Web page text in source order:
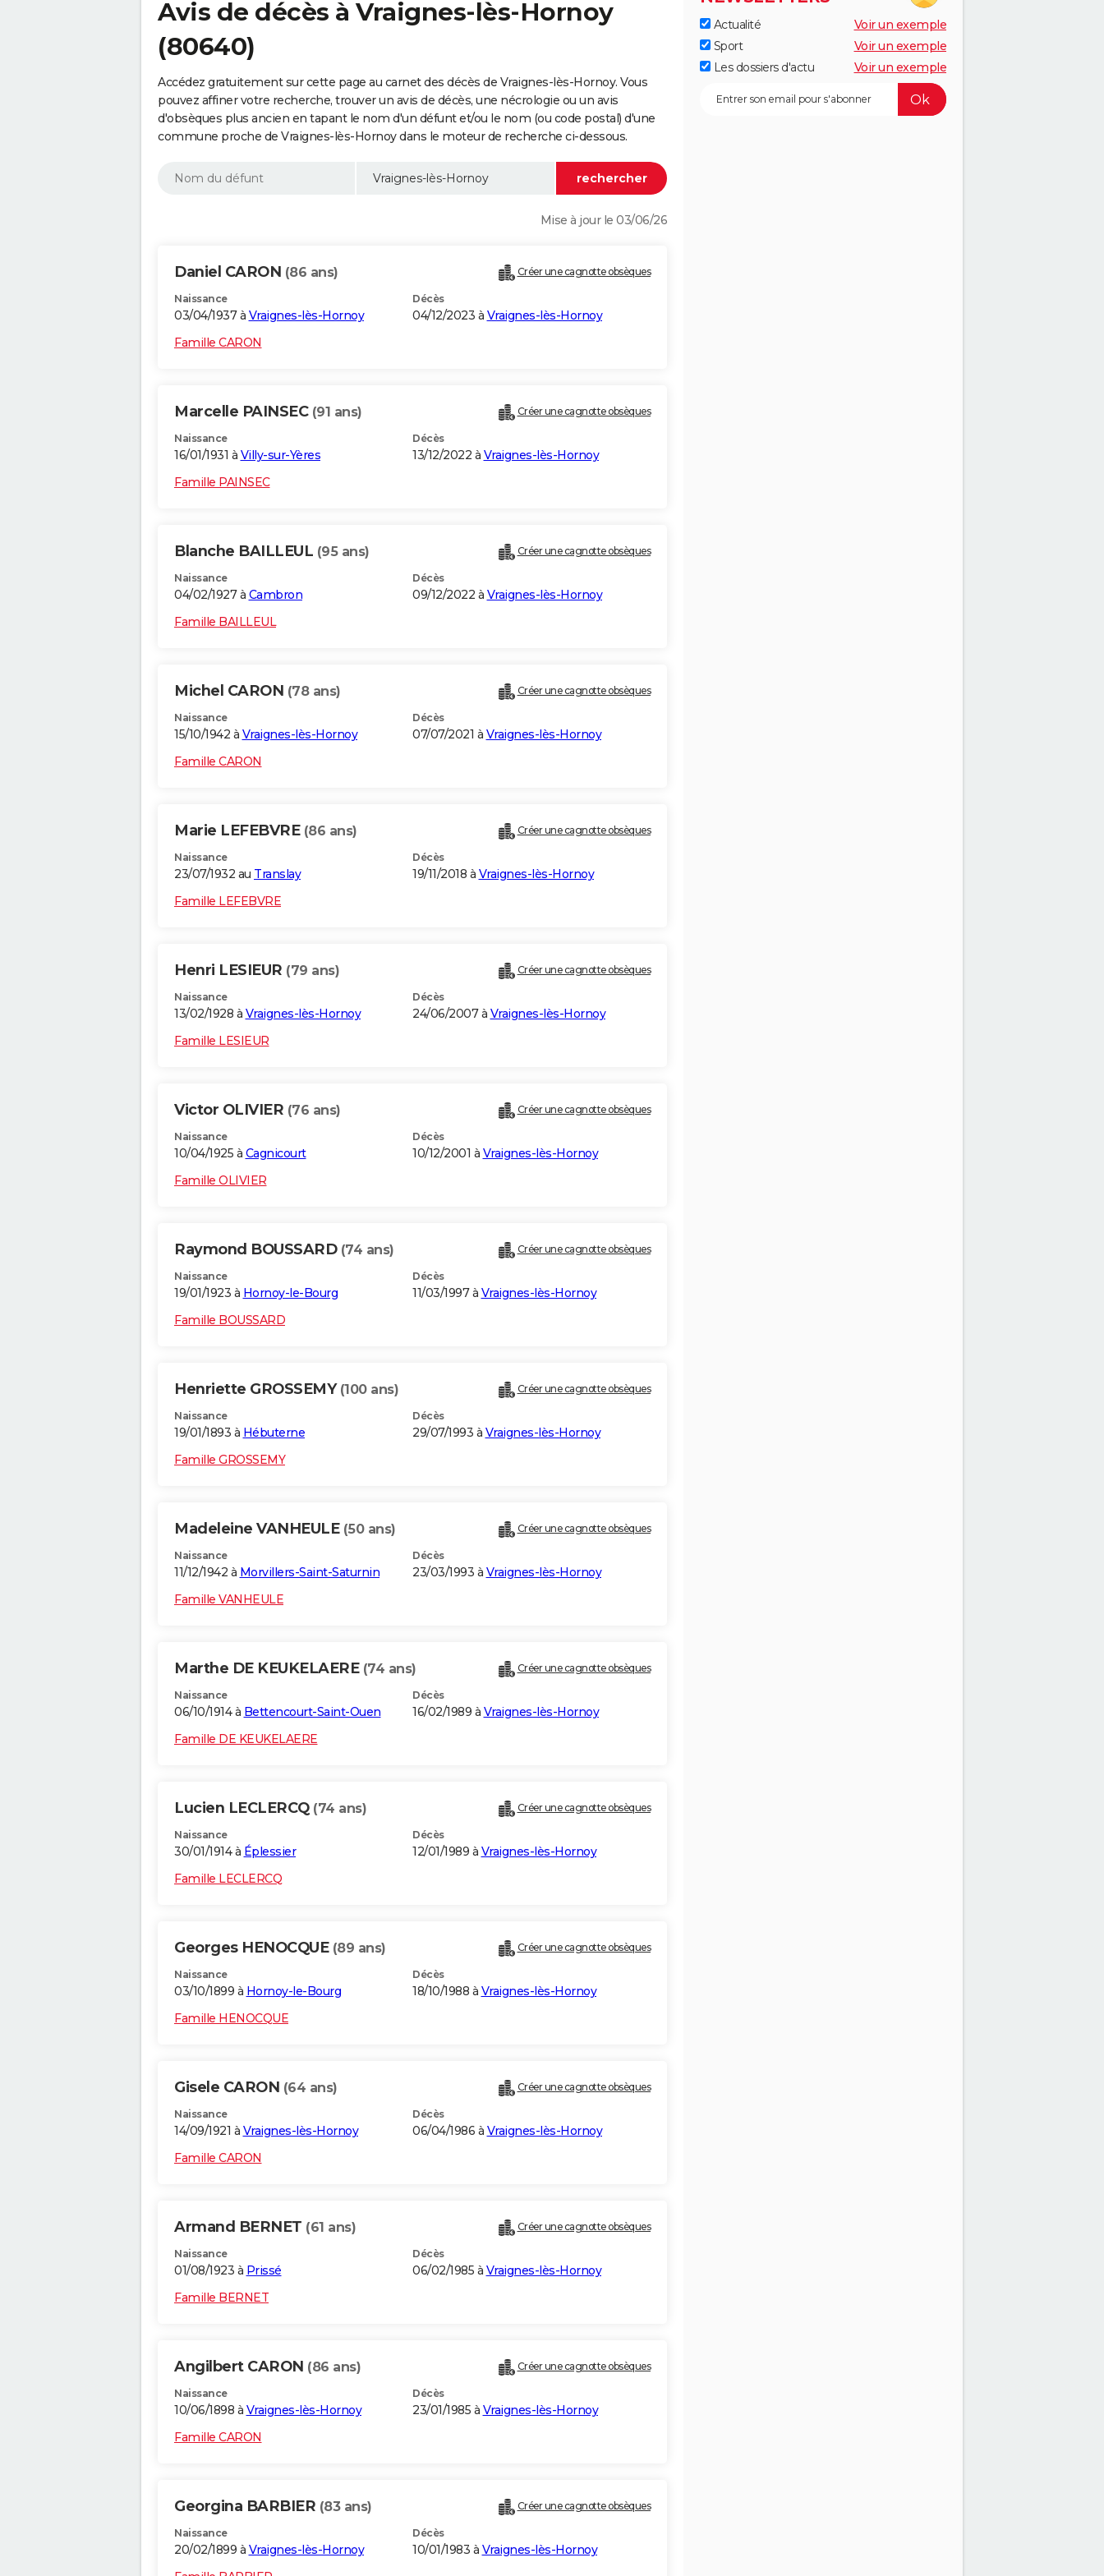
Avis de décès à Vraignes-lès-Hornoy
(80640)
Accédez gratuitement sur cette page au carnet des décès de Vraignes-lès-Hornoy. Vous
pouvez affiner votre recherche, trouver un avis de décès, une nécrologie ou un avis
d'obsèques plus ancien en tapant le nom d'un défunt et/ou le nom (ou code postal) d'une
commune proche de Vraignes-lès-Hornoy dans le moteur de recherche ci-dessous.
Mise à jour le 03/06/26
Daniel CARON (86 ans) Créer une cagnotte obsèques
Naissance
03/04/1937 à Vraignes-lès-Hornoy
Décès
04/12/2023 à Vraignes-lès-Hornoy
Famille CARON
Marcelle PAINSEC (91 ans) Créer une cagnotte obsèques
Naissance
16/01/1931 à Villy-sur-Yères
Décès
13/12/2022 à Vraignes-lès-Hornoy
Famille PAINSEC
Blanche BAILLEUL (95 ans) Créer une cagnotte obsèques
Naissance
04/02/1927 à Cambron
Décès
09/12/2022 à Vraignes-lès-Hornoy
Famille BAILLEUL
Michel CARON (78 ans) Créer une cagnotte obsèques
Naissance
15/10/1942 à Vraignes-lès-Hornoy
Décès
07/07/2021 à Vraignes-lès-Hornoy
Famille CARON
Marie LEFEBVRE (86 ans) Créer une cagnotte obsèques
Naissance
23/07/1932 au Translay
Décès
19/11/2018 à Vraignes-lès-Hornoy
Famille LEFEBVRE
Henri LESIEUR (79 ans) Créer une cagnotte obsèques
Naissance
13/02/1928 à Vraignes-lès-Hornoy
Décès
24/06/2007 à Vraignes-lès-Hornoy
Famille LESIEUR
Victor OLIVIER (76 ans) Créer une cagnotte obsèques
Naissance
10/04/1925 à Cagnicourt
Décès
10/12/2001 à Vraignes-lès-Hornoy
Famille OLIVIER
Raymond BOUSSARD (74 ans) Créer une cagnotte obsèques
Naissance
19/01/1923 à Hornoy-le-Bourg
Décès
11/03/1997 à Vraignes-lès-Hornoy
Famille BOUSSARD
Henriette GROSSEMY (100 ans) Créer une cagnotte obsèques
Naissance
19/01/1893 à Hébuterne
Décès
29/07/1993 à Vraignes-lès-Hornoy
Famille GROSSEMY
Madeleine VANHEULE (50 ans) Créer une cagnotte obsèques
Naissance
11/12/1942 à Morvillers-Saint-Saturnin
Décès
23/03/1993 à Vraignes-lès-Hornoy
Famille VANHEULE
Marthe DE KEUKELAERE (74 ans) Créer une cagnotte obsèques
Naissance
06/10/1914 à Bettencourt-Saint-Ouen
Décès
16/02/1989 à Vraignes-lès-Hornoy
Famille DE KEUKELAERE
Lucien LECLERCQ (74 ans) Créer une cagnotte obsèques
Naissance
30/01/1914 à Éplessier
Décès
12/01/1989 à Vraignes-lès-Hornoy
Famille LECLERCQ
Georges HENOCQUE (89 ans) Créer une cagnotte obsèques
Naissance
03/10/1899 à Hornoy-le-Bourg
Décès
18/10/1988 à Vraignes-lès-Hornoy
Famille HENOCQUE
Gisele CARON (64 ans) Créer une cagnotte obsèques
Naissance
14/09/1921 à Vraignes-lès-Hornoy
Décès
06/04/1986 à Vraignes-lès-Hornoy
Famille CARON
Armand BERNET (61 ans) Créer une cagnotte obsèques
Naissance
01/08/1923 à Prissé
Décès
06/02/1985 à Vraignes-lès-Hornoy
Famille BERNET
Angilbert CARON (86 ans) Créer une cagnotte obsèques
Naissance
10/06/1898 à Vraignes-lès-Hornoy
Décès
23/01/1985 à Vraignes-lès-Hornoy
Famille CARON
Georgina BARBIER (83 ans) Créer une cagnotte obsèques
Naissance
20/02/1899 à Vraignes-lès-Hornoy
Décès
10/01/1983 à Vraignes-lès-Hornoy
Actualité
Voir un exemple
Sport
Voir un exemple
Les dossiers d'actu
Voir un exemple